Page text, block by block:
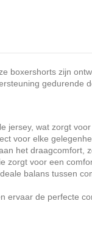
boxershorts zijn
gedurende
jersey, wat zorgt
voor elke
het draagcomfort,
zorgt voor een
balans tussen
ervaar de perfecte